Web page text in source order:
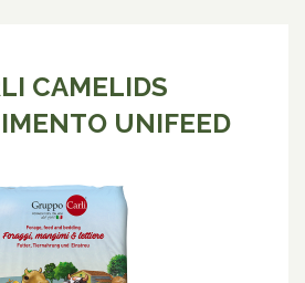
CAMELIDS
UNIFEED